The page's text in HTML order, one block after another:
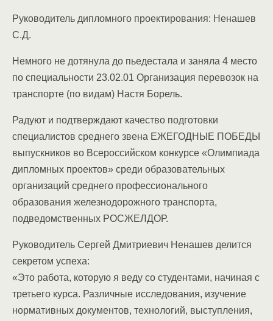
Руководитель дипломного проектирования: Ненашев
С.Д.
Немного не дотянула до пьедестала и заняла️ 4 место
по специальности 23.02.01 Организация перевозок на
транспорте (по видам) Настя Борель.
Радуют и подтверждают качество подготовки
специалистов среднего звена ЕЖЕГОДНЫЕ ПОБЕДЫ
выпускников во Всероссийском конкурсе «Олимпиада
дипломных проектов» среди образовательных
организаций среднего профессионального
образования железнодорожного транспорта,
подведомственных РОСЖЕЛДОР.
Руководитель Сергей Дмитриевич Ненашев делится
секретом успеха:
«Это работа, которую я веду со студентами, начиная с
третьего курса. Различные исследования, изучение
нормативных документов, технологий, выступления,